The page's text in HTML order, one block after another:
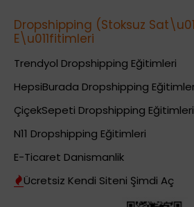
Dropshipping (Stoksuz
E\u011fitimleri
Trendyol Dropshipping Eğitimleri
HepsiBurada Dropshipping
ÇiçekSepeti Dropshipping Eğitimleri
N11 Dropshipping Eğitimleri
E-Ticaret Danismanlik
Ücretsiz Kendi Siteni Şimdi Aç